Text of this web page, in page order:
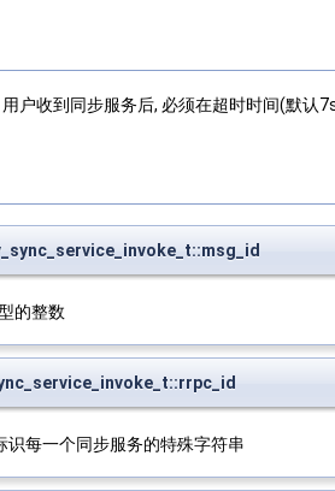
户收到同步服务后, 必须在超时时间(默认
的整数
识每一个同步服务的特殊字符串